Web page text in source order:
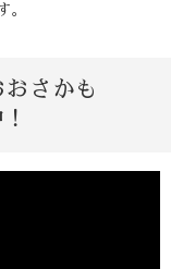
。
おさかも